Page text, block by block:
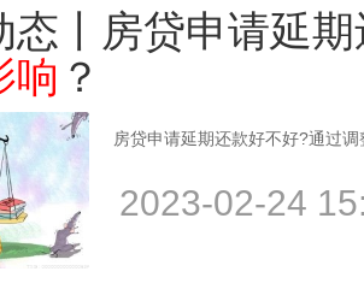
态丨房贷申请延
响 ？
房贷申请延期还款好不好?通过
2023-02-24